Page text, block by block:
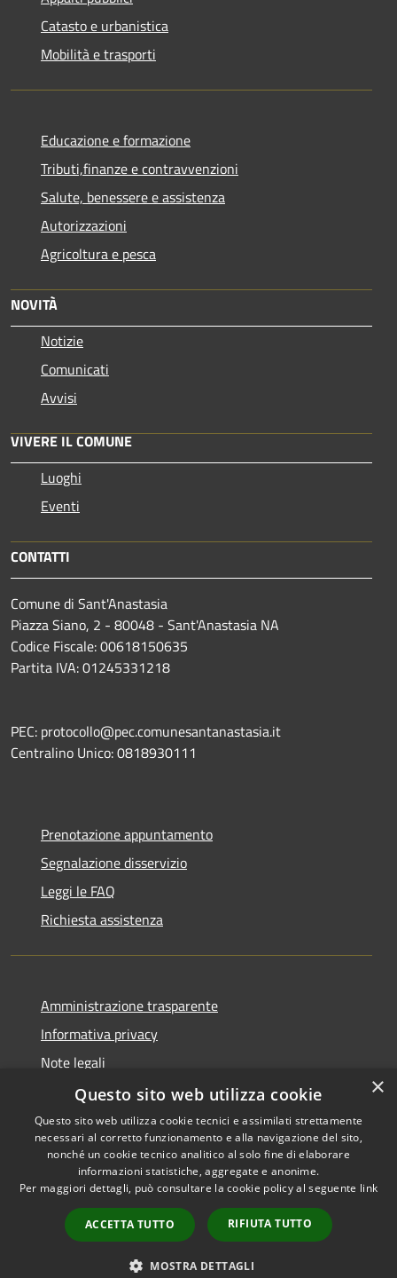
Catasto e urbanistica
Mobilità e trasporti
Educazione e formazione
Tributi,finanze e contravvenzioni
Salute, benessere e assistenza
Autorizzazioni
Agricoltura e pesca
NOVITÀ
Notizie
Comunicati
Avvisi
VIVERE IL COMUNE
Luoghi
Eventi
CONTATTI
Comune di Sant'Anastasia
Piazza Siano, 2 - 80048 - Sant'Anastasia NA
Codice Fiscale: 00618150635
Partita IVA: 01245331218
PEC: protocollo@pec.comunesantanastasia.it
Centralino Unico: 0818930111
Prenotazione appuntamento
Segnalazione disservizio
Leggi le FAQ
Richiesta assistenza
Amministrazione trasparente
Informativa privacy
Note legali
Dichiarazione di accessibilità
RSS
Accessibilità
Copyright © 2026 • Comune di
Sant'Anastasia • Powered by
Municipium•
Accesso
redazione
×
Questo sito web utilizza cookie
Questo sito web utilizza cookie tecnici e assimilati strettamente
necessari al corretto funzionamento e alla navigazione del sito,
nonché un cookie tecnico analitico al solo fine di elaborare
informazioni statistiche, aggregate e anonime.
Per maggiori dettagli, può consultare la cookie policy al seguente link
ACCETTA TUTTO RIFIUTA TUTTO
MOSTRA DETTAGLI